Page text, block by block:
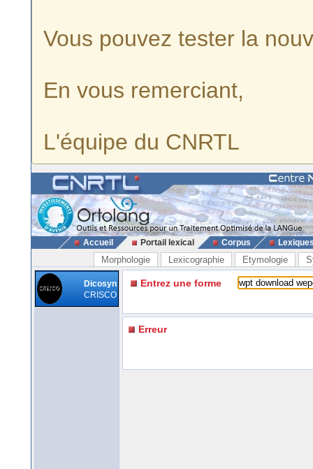
Vous pouvez tester la
En vous remerciant,
L'équipe du CNRTL
Accueil Portail lexical Corpus
Morphologie Lexicographie Etymologie
Dicosyn
CRISCO
Entrez une forme
Erreur